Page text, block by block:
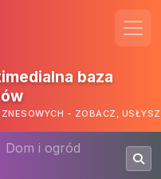
baza
- ZOBACZ,
Dom i ogród